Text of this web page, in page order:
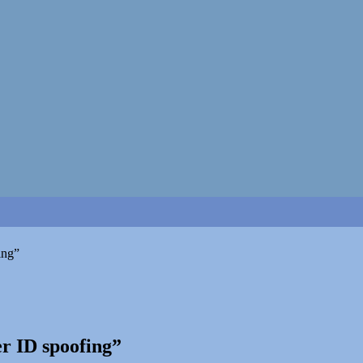
ID spoofing”